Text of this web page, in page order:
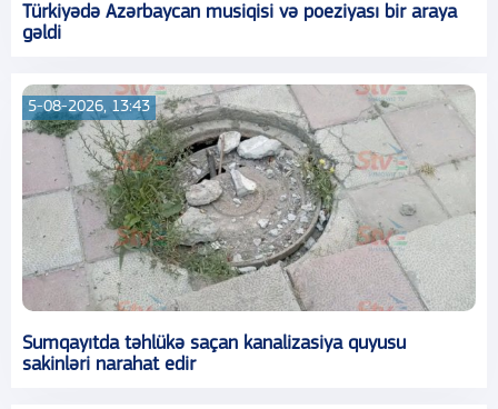
Türkiyədə Azərbaycan musiqisi və poeziyası bir araya
gəldi
5-08-2026, 13:43
Sumqayıtda təhlükə saçan kanalizasiya quyusu
sakinləri narahat edir